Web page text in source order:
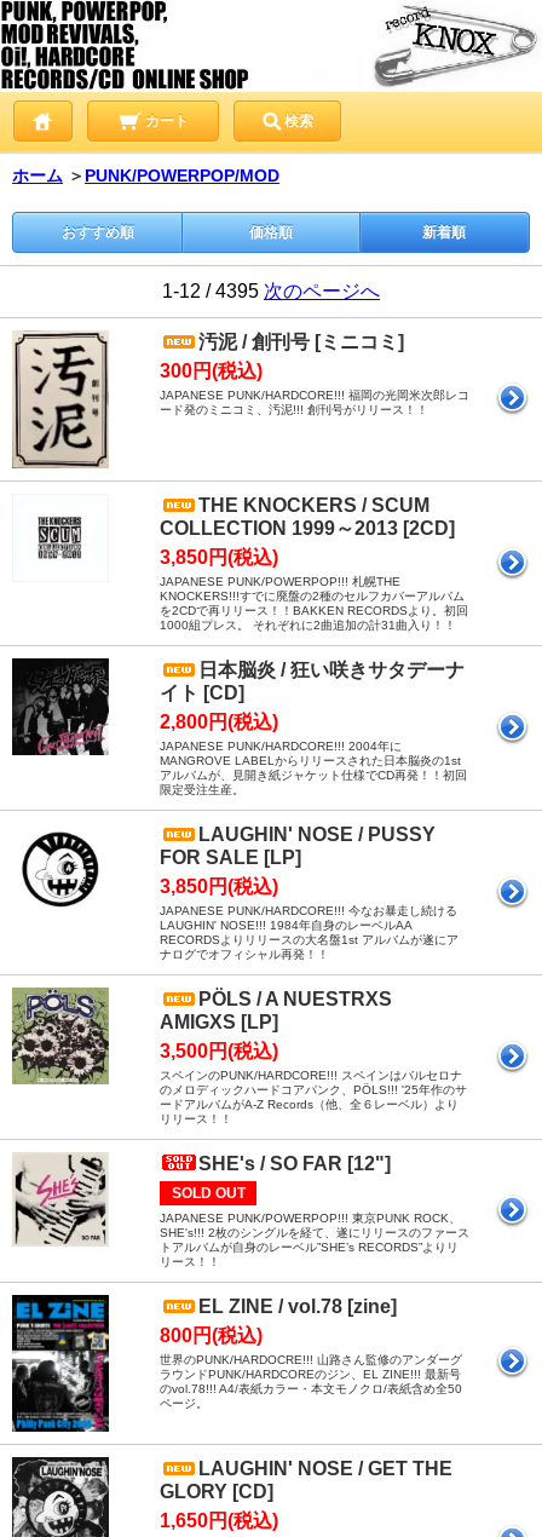
カート 検索
ホーム ＞ PUNK/POWERPOP/MOD
おすすめ順 価格順 新着順
1-12 / 4395 次のページへ
汚泥 / 創刊号 [ミニコミ]
300円(税込)
JAPANESE PUNK/HARDCORE!!! 福岡の光岡米次郎レコ
ード発のミニコミ、汚泥!!! 創刊号がリリース！！
THE KNOCKERS / SCUM
COLLECTION 1999～2013 [2CD]
3,850円(税込)
JAPANESE PUNK/POWERPOP!!! 札幌THE
KNOCKERS!!!すでに廃盤の2種のセルフカバーアルバム
を2CDで再リリース！！BAKKEN RECORDSより。初回
1000組プレス。 それぞれに2曲追加の計31曲入り！！
日本脳炎 / 狂い咲きサタデーナ
イト [CD]
2,800円(税込)
JAPANESE PUNK/HARDCORE!!! 2004年に
MANGROVE LABELからリリースされた日本脳炎の1st
アルバムが、見開き紙ジャケット仕様でCD再発！！初回
限定受注生産。
LAUGHIN' NOSE / PUSSY
FOR SALE [LP]
3,850円(税込)
JAPANESE PUNK/HARDCORE!!! 今なお暴走し続ける
LAUGHIN' NOSE!!! 1984年自身のレーベルAA
RECORDSよりリリースの大名盤1st アルバムが遂にア
ナログでオフィシャル再発！！
PÖLS / A NUESTRXS
AMIGXS [LP]
3,500円(税込)
スペインのPUNK/HARDCORE!!! スペインはバルセロナ
のメロディックハードコアパンク、PÖLS!!! '25年作のサ
ードアルバムがA-Z Records（他、全６レーベル）より
リリース！！
SHE's / SO FAR [12"]
SOLD OUT
JAPANESE PUNK/POWERPOP!!! 東京PUNK ROCK、
SHE's!!! 2枚のシングルを経て、遂にリリースのファース
トアルバムが自身のレーベル”SHE’s RECORDS”よりリ
リース！！
EL ZINE / vol.78 [zine]
800円(税込)
世界のPUNK/HARDOCRE!!! 山路さん監修のアンダーグ
ラウンドPUNK/HARDCOREのジン、EL ZINE!!! 最新号
のvol.78!!! A4/表紙カラー・本文モノクロ/表紙含め全50
ページ。
LAUGHIN' NOSE / GET THE
GLORY [CD]
1,650円(税込)